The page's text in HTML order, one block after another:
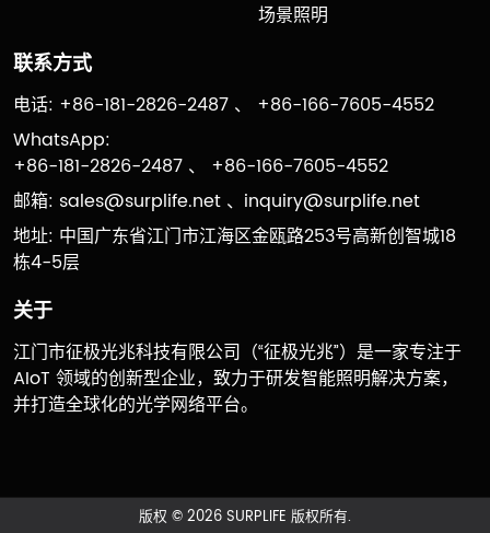
场景照明
联系方式
电话: +86-181-2826-2487 、 +86-166-7605-4552
WhatsApp:
+86-181-2826-2487 、 +86-166-7605-4552
邮箱: sales@surplife.net 、 inquiry@surplife.net
地址: 中国广东省江门市江海区金瓯路253号高新创智城18
栋4-5层
关于
江门市征极光兆科技有限公司（“征极光兆”）是一家专注于
AIoT 领域的创新型企业，致力于研发智能照明解决方案，
并打造全球化的光学网络平台。
版权 © 2026 SURPLIFE 版权所有.